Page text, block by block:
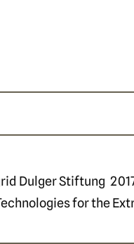
Dulger Stiftung
for the